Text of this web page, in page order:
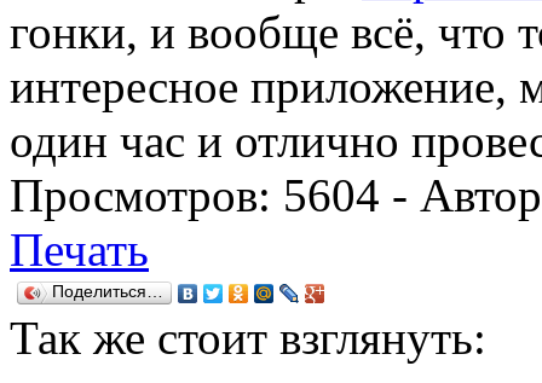
гонки, и вообще всё, что
интересное приложение,
один час и отлично
Просмотров: 5604 -
Печать
Поделиться…
Так же стоит взглянуть: